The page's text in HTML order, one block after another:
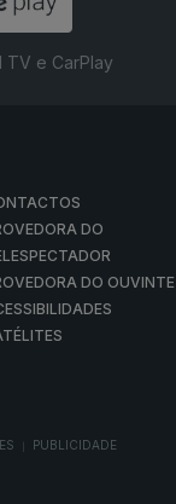
TV e CarPlay
DO
DO OUVINTE
PUBLICIDADE